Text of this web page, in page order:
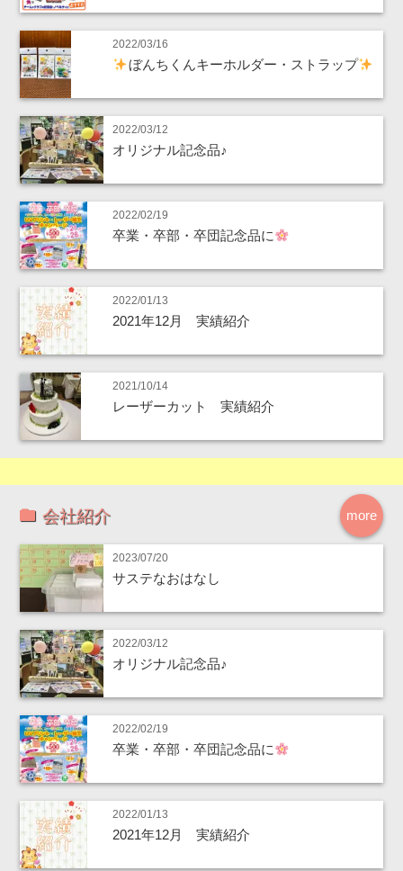
2022/03/16
ぼんちくんキーホルダー・ストラップ
2022/03/12
オリジナル記念品♪
2022/02/19
卒業・卒部・卒団記念品に
2022/01/13
2021年12月 実績紹介
2021/10/14
レーザーカット 実績紹介
more
会社紹介
2023/07/20
サステなおはなし
2022/03/12
オリジナル記念品♪
2022/02/19
卒業・卒部・卒団記念品に
2022/01/13
2021年12月 実績紹介